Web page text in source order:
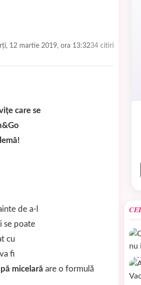
12 martie 2019, ora 13:3234 citiri
care se
de a-l
se poate
cu
fi
micelară are o formulă